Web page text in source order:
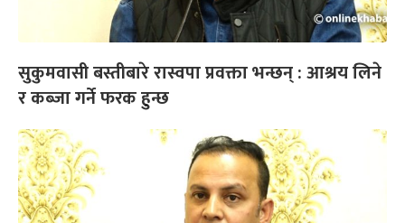
सुकुमवासी बस्तीबारे रास्वपा प्रवक्ता भन्छन् : आश्रय लिने
र कब्जा गर्ने फरक हुन्छ